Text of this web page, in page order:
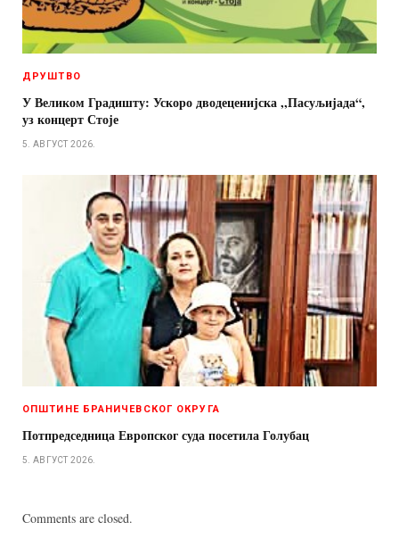
ДРУШТВО
У Великом Градишту: Ускоро дводеценијска ,,Пасуљијада“,
уз концерт Стоје
5. АВГУСТ 2026.
ОПШТИНЕ БРАНИЧЕВСКОГ ОКРУГА
Потпредседница Европског суда посетила Голубац
5. АВГУСТ 2026.
Comments are closed.